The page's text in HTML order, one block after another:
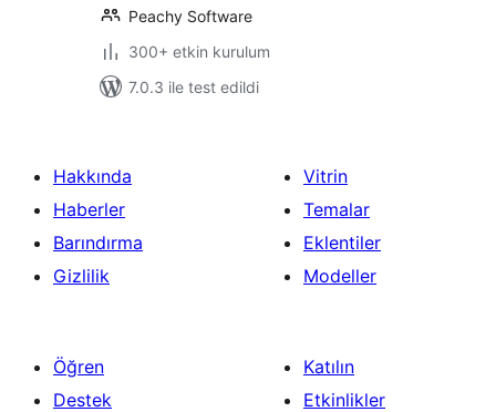
Peachy Software
300+ etkin kurulum
7.0.3 ile test edildi
Hakkında
Haberler
Barındırma
Gizlilik
Vitrin
Temalar
Eklentiler
Modeller
Öğren
Destek
Katılın
Etkinlikler